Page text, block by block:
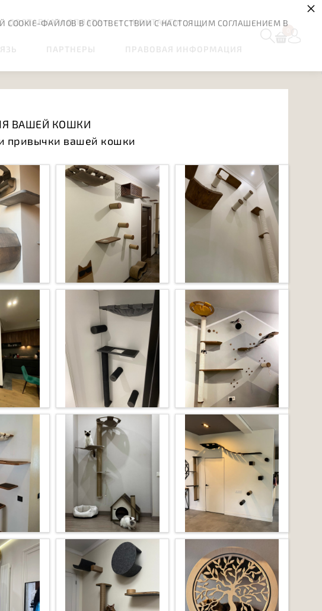
ДОСТАВКА И ОПЛАТА КОНТАКТЫ
ПАРТНЕРЫ ПРАВОВАЯ ИНФОРМАЦИЯ
ВАШЕЙ КОШКИ
привычки вашей кошки
ФАЙЛОВ В СООТВЕТСТВИИ С НАСТОЯЩИМ СОГЛАШЕНИЕМ В
×